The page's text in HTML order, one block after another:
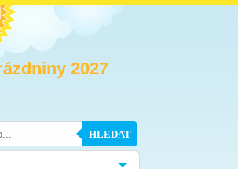
2027
HLEDAT